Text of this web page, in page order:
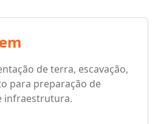
de terra, escavação,
para preparação de
infraestrutura.